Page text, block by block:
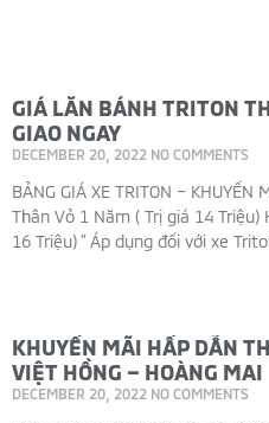
GIÁ LĂN BÁNH TRITON
GIAO NGAY
DECEMBER 20, 2022 NO COMMENTS
BẢNG GIÁ XE TRITON –
Thân Vỏ 1 Năm ( Trị giá 14 Triệu)
16 Triệu) ” Áp dụng đối với xe
KHUYẾN MÃI HẤP DẪN
VIỆT HỒNG – HOÀNG MAI
DECEMBER 20, 2022 NO COMMENTS